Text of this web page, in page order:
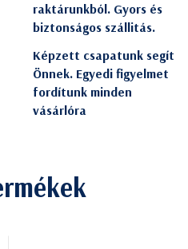
raktárunkból. Gyors és
biztonságos szállitás.
Képzett csapatunk segít
Önnek. Egyedi figyelmet
fordítunk minden
vásárlóra